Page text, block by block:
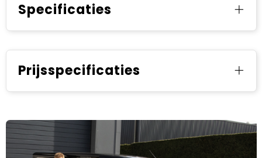
Specificaties
Prijsspecificaties